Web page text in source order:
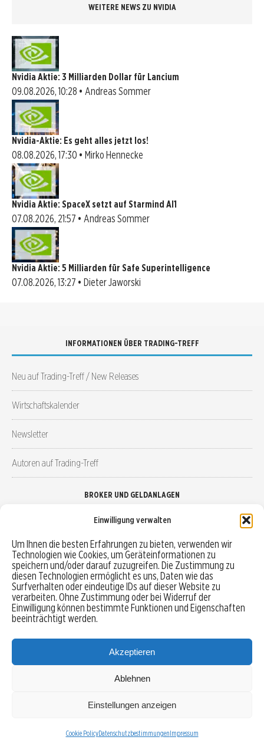
Einwilligung verwalten
Um Ihnen die besten Erfahrungen zu bieten, verwenden wir
Technologien wie Cookies, um Geräteinformationen zu
speichern und/oder darauf zuzugreifen. Die Zustimmung zu
diesen Technologien ermöglicht es uns, Daten wie das
Surfverhalten oder eindeutige IDs auf dieser Website zu
verarbeiten. Ohne Zustimmung oder bei Widerruf der
Einwilligung können bestimmte Funktionen und Eigenschaften
beeinträchtigt werden.
Akzeptieren
Ablehnen
Einstellungen anzeigen
Cookie PolicyDatenschutzbestimmungenImpressum
WEITERE NEWS ZU NVIDIA
Nvidia Aktie: 3 Milliarden Dollar für Lancium
09.08.2026, 10:28 • Andreas Sommer
Nvidia-Aktie: Es geht alles jetzt los!
08.08.2026, 17:30 • Mirko Hennecke
Nvidia Aktie: SpaceX setzt auf Starmind AI1
07.08.2026, 21:57 • Andreas Sommer
Nvidia Aktie: 5 Milliarden für Safe Superintelligence
07.08.2026, 13:27 • Dieter Jaworski
INFORMATIONEN ÜBER TRADING-TREFF
Neu auf Trading-Treff / New Releases
Wirtschaftskalender
Newsletter
Autoren auf Trading-Treff
BROKER UND GELDANLAGEN
Robo-Advisor vergleichen
Depotvergleich
Festgeld vergleichen
Tagesgeld vergleichen